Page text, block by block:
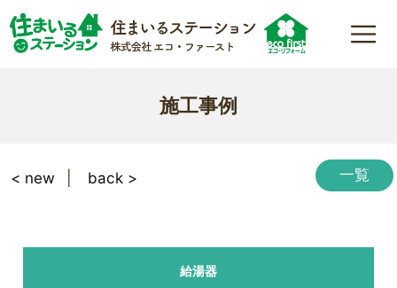
施工事例
一覧
< new back >
給湯器